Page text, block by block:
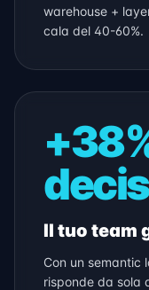
warehouse +
cala del 40-60%.
Il tuo team
Con un semantic
risponde da sola